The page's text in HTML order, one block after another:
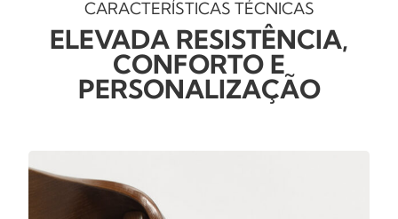
CARACTERÍSTICAS TÉCNICAS
ELEVADA RESISTÊNCIA,
CONFORTO E
PERSONALIZAÇÃO